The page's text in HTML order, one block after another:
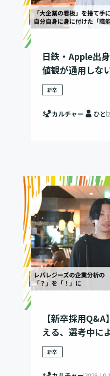
日鉄・Apple出
値観が通用しな
新卒
カルチャー ひと
【新卒採用
える、選考中に
新卒